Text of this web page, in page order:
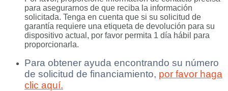
para asegurarnos de que reciba la información
solicitada. Tenga en cuenta que si su solicitud de
garantía requiere una etiqueta de devolución para su
dispositivo actual, por favor permita 1 día hábil para
proporcionarla.
Para obtener ayuda encontrando su número
de solicitud de financiamiento, por favor haga
clic aquí.